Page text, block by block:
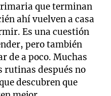
que terminan
ahí vuelven a casa
Es una cuestión
pero también
de a poco. Muchas
rutinas después no
descubren que